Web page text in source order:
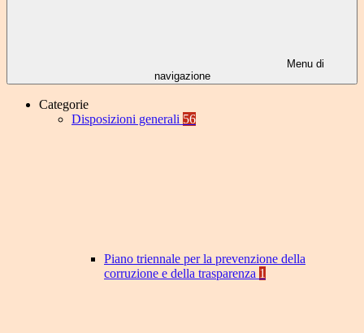
Menu di
navigazione
Categorie
Disposizioni generali 56
Piano triennale per la prevenzione della
corruzione e della trasparenza 1